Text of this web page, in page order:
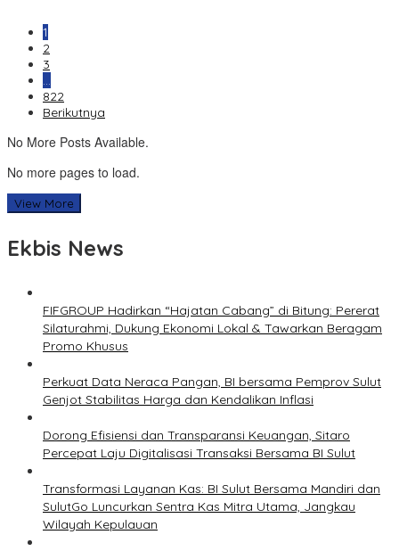
1
2
3
…
822
Berikutnya
No More Posts Available.
No more pages to load.
View More
Ekbis News
FIFGROUP Hadirkan “Hajatan Cabang” di Bitung: Pererat
Silaturahmi, Dukung Ekonomi Lokal & Tawarkan Beragam
Promo Khusus
Perkuat Data Neraca Pangan, BI bersama Pemprov Sulut
Genjot Stabilitas Harga dan Kendalikan Inflasi
Dorong Efisiensi dan Transparansi Keuangan, Sitaro
Percepat Laju Digitalisasi Transaksi Bersama BI Sulut
Transformasi Layanan Kas: BI Sulut Bersama Mandiri dan
SulutGo Luncurkan Sentra Kas Mitra Utama, Jangkau
Wilayah Kepulauan